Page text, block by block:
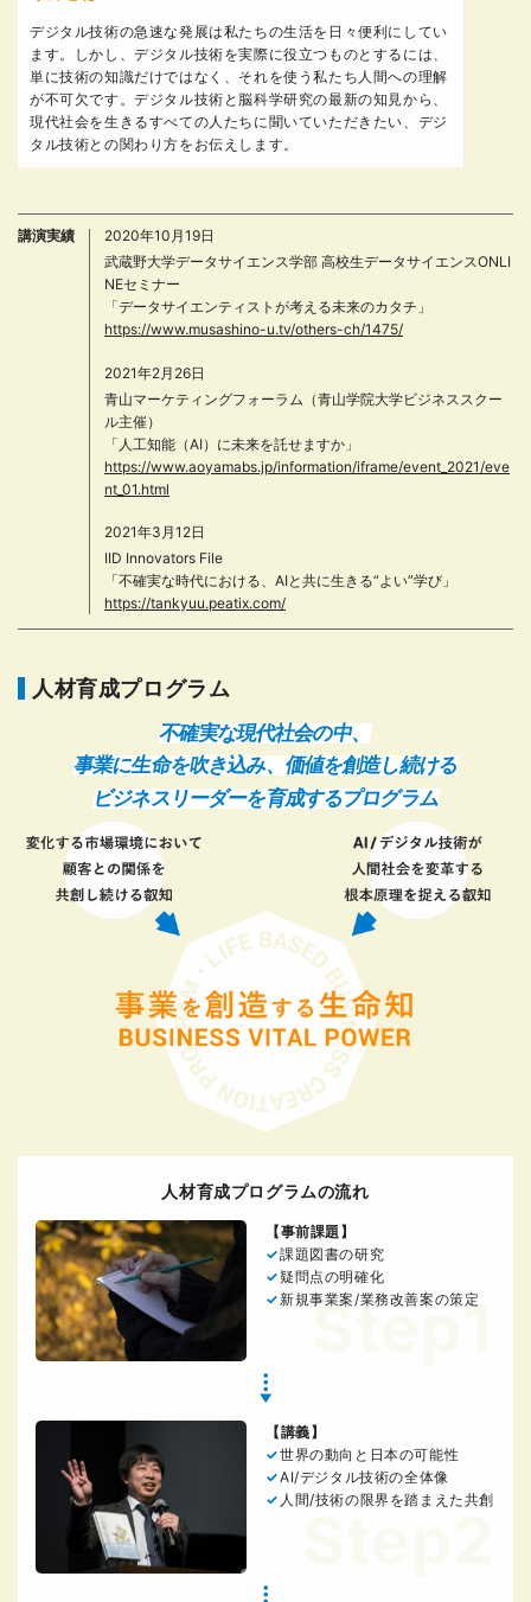
デジタル技術の急速な発展は私たちの生活を日々便利にしてい
ます。しかし、デジタル技術を実際に役立つものとするには、
単に技術の知識だけではなく、それを使う私たち人間への理解
が不可欠です。デジタル技術と脳科学研究の最新の知見から、
現代社会を生きるすべての人たちに聞いていただきたい、デジ
タル技術との関わり方をお伝えします。
講演実績
2020年10月19日
武蔵野大学データサイエンス学部 高校生データサイエンスONLI
NEセミナー
「データサイエンティストが考える未来のカタチ」
https://www.musashino-u.tv/others-ch/1475/
2021年2月26日
青山マーケティングフォーラム（青山学院大学ビジネススクー
ル主催）
「人工知能（AI）に未来を託せますか」
https://www.aoyamabs.jp/information/iframe/event_2021/eve
nt_01.html
2021年3月12日
IID Innovators File
「不確実な時代における、AIと共に生きる“よい”学び」
https://tankyuu.peatix.com/
人材育成プログラム
不確実な現代社会の中、
事業に生命を吹き込み、価値を創造し続ける
ビジネスリーダーを育成するプログラム
人材育成プログラムの流れ
Step1
【事前課題】
課題図書の研究
疑問点の明確化
新規事業案/業務改善案の策定
【講義】
世界の動向と日本の可能性
AI/デジタル技術の全体像
人間/技術の限界を踏まえた共創